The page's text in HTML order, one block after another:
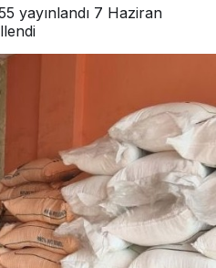
yayınlandı 7 Haziran